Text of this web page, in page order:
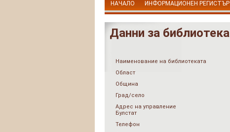
НАЧАЛО ИНФОРМАЦИОНЕН РЕГИСТЪР
Данни за библиотека
Наименование на библиотеката
Област
Община
Град/село
Адрес на управление
Булстат
Телефон